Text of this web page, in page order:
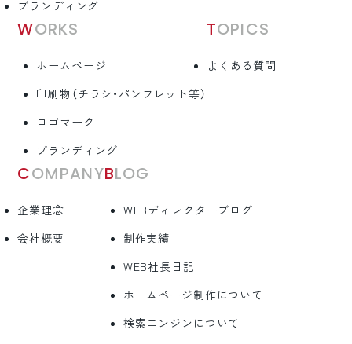
ブランディング
WORKS
ホームページ
印刷物（チラシ・パンフレット等）
ロゴマーク
ブランディング
TOPICS
よくある質問
COMPANY
企業理念
会社概要
BLOG
WEBディレクターブログ
制作実績
WEB社長日記
ホームページ制作について
検索エンジンについて